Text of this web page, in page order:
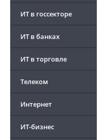
ИТ в госсекторе
ИТ в банках
ИТ в торговле
Телеком
Интернет
ИТ-бизнес